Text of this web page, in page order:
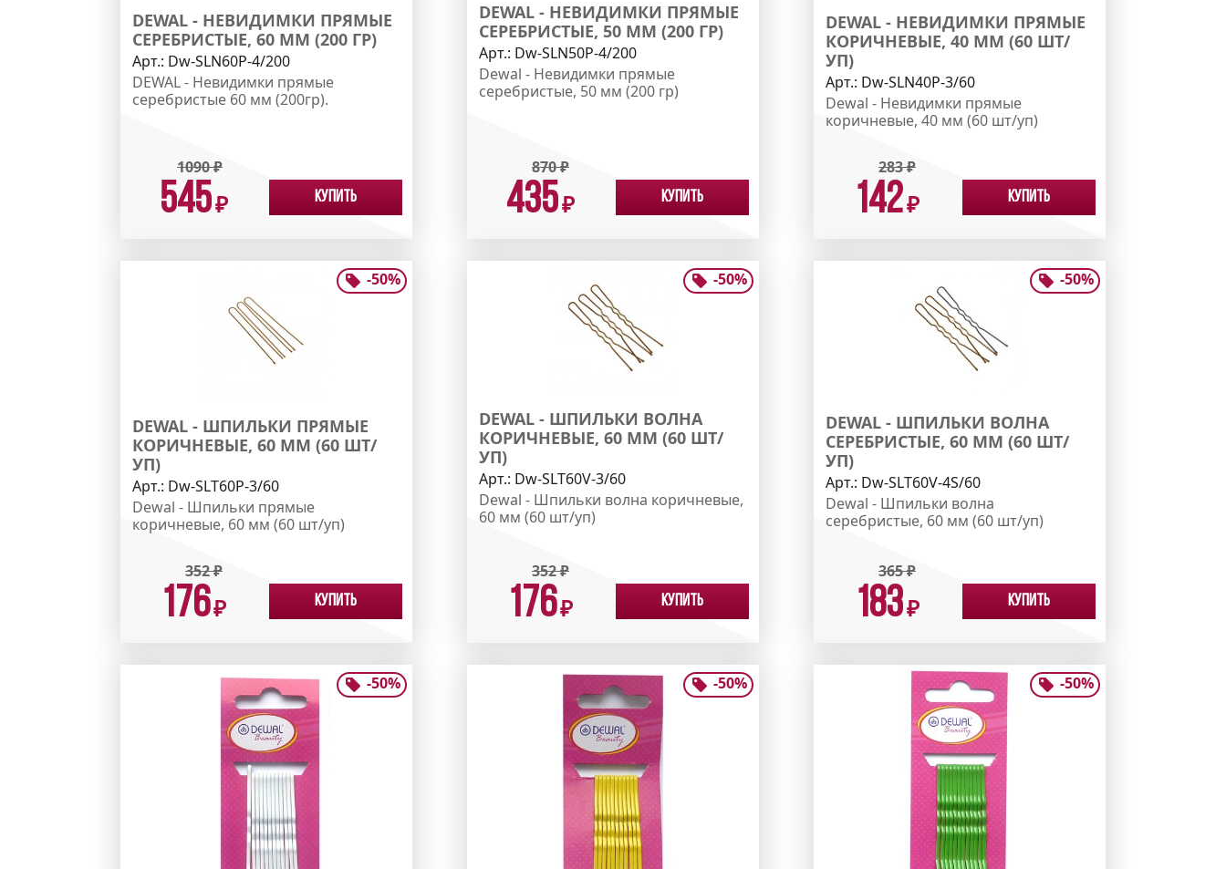
DEWAL - НЕВИДИМКИ ПРЯМЫЕ
СЕРЕБРИСТЫЕ, 60 ММ (200 ГР)
Арт.: Dw-SLN60P-4/200
DEWAL - Невидимки прямые
серебристые 60 мм (200гр).
1090₽
545₽ Купить
DEWAL - НЕВИДИМКИ ПРЯМЫЕ
СЕРЕБРИСТЫЕ, 50 ММ (200 ГР)
Арт.: Dw-SLN50P-4/200
Dewal - Невидимки прямые
серебристые, 50 мм (200 гр)
870₽
435₽ Купить
DEWAL - НЕВИДИМКИ ПРЯМЫЕ
КОРИЧНЕВЫЕ, 40 ММ (60 ШТ/
УП)
Арт.: Dw-SLN40P-3/60
Dewal - Невидимки прямые
коричневые, 40 мм (60 шт/уп)
283₽
142₽ Купить
-50%
DEWAL - ШПИЛЬКИ ПРЯМЫЕ
КОРИЧНЕВЫЕ, 60 ММ (60 ШТ/
УП)
Арт.: Dw-SLT60P-3/60
Dewal - Шпильки прямые
коричневые, 60 мм (60 шт/уп)
352₽
176₽ Купить
-50%
DEWAL - ШПИЛЬКИ ВОЛНА
КОРИЧНЕВЫЕ, 60 ММ (60 ШТ/
УП)
Арт.: Dw-SLT60V-3/60
Dewal - Шпильки волна коричневые,
60 мм (60 шт/уп)
352₽
176₽ Купить
-50%
DEWAL - ШПИЛЬКИ ВОЛНА
СЕРЕБРИСТЫЕ, 60 ММ (60 ШТ/
УП)
Арт.: Dw-SLT60V-4S/60
Dewal - Шпильки волна
серебристые, 60 мм (60 шт/уп)
365₽
183₽ Купить
-50% -50% -50%